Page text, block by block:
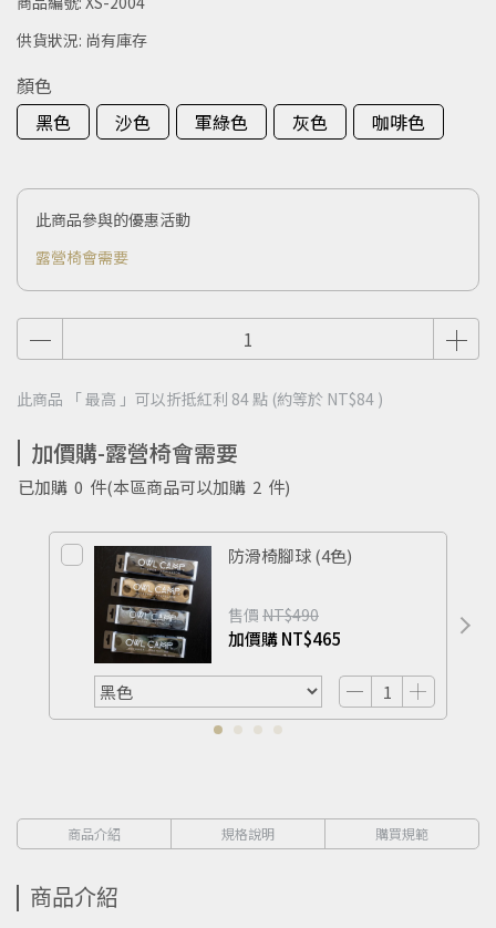
供貨狀況: 尚有庫存
顏色
黑色
沙色 軍綠色 灰色 咖啡色
此商品參與的優惠活動
露營椅會需要
此商品 「 最高 」可以折抵紅利 84點 (約等於 NT$84 )
加價購-露營椅會需要
已加購 0 件(本區商品可以加購 2 件)
防滑椅腳球 (4色)
售價 NT$490
加價購NT$465
商品介紹 規格說明 購買規範
商品介紹